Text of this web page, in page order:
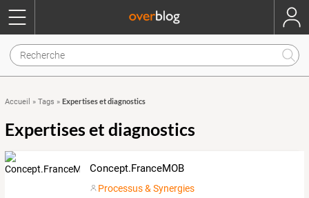
Accueil » Tags » Expertises et diagnostics
Expertises et diagnostics
Concept.FranceMOB
Processus & Synergies